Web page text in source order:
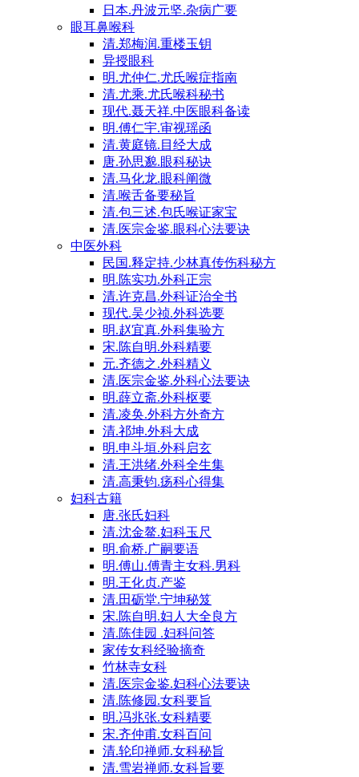
日本.丹波元坚.杂病广要
眼耳鼻喉科
清.郑梅润.重楼玉钥
异授眼科
明.尤仲仁.尤氏喉症指南
清.尤乘.尤氏喉科秘书
现代.聂天祥.中医眼科备读
明.傅仁宇.审视瑶函
清.黄庭镜.目经大成
唐.孙思邈.眼科秘诀
清.马化龙.眼科阐微
清.喉舌备要秘旨
清.包三述.包氏喉证家宝
清.医宗金鉴.眼科心法要诀
中医外科
民国.释定持.少林真传伤科秘方
明.陈实功.外科正宗
清.许克昌.外科证治全书
现代.吴少祯.外科选要
明.赵宜真.外科集验方
宋.陈自明.外科精要
元.齐德之.外科精义
清.医宗金鉴.外科心法要诀
明.薛立斋.外科枢要
清.凌奂.外科方外奇方
清.祁坤.外科大成
明.申斗垣.外科启玄
清.王洪绪.外科全生集
清.高秉钧.疡科心得集
妇科古籍
唐.张氏妇科
清.沈金鳌.妇科玉尺
明.俞桥.广嗣要语
明.傅山.傅青主女科.男科
明.王化贞.产鉴
清.田砺堂.宁坤秘笈
宋.陈自明.妇人大全良方
清.陈佳园 .妇科问答
家传女科经验摘奇
竹林寺女科
清.医宗金鉴.妇科心法要诀
清.陈修园.女科要旨
明.冯兆张.女科精要
宋.齐仲甫.女科百问
清.轮印禅师.女科秘旨
清.雪岩禅师.女科旨要